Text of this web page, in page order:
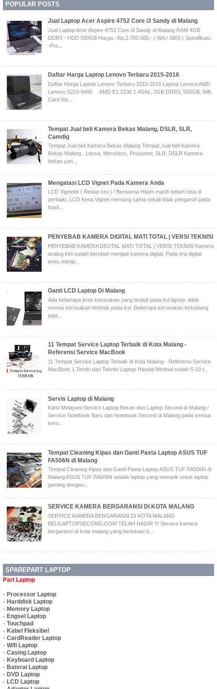
POPULAR POSTS
Jual Laptop Acer Aspire 4752 Core i3 Sandy di Malang
Jual Laptop Acer Aspire 4752 Core i3 Sandy di Malang RAM 4GB
DDR3 - HDD 500GB Harga : Rp.2.700.000,- ( WA / SMS ) Spesifikasi :
-Pro...
Daftar Harga Laptop Lenovo Terbaru 2015-2016
Daftar Harga Laptop Lenovo Terbaru 2015-2016 Laptop Lenovo AMD
Lenovo S215-6495 AMD E1 2100 1.4Ghz, 2GB DDR3, 500GB, Wifi,
Card Re...
Tempat Jual beli Kamera Bekas Malang, DSLR, SLR,
Camdig
Tempat Jual beli Kamera Bekas Malang Tempat Jual beli Kamera
Bekas Malang , Lensa, Mirrorless, Prosumer, SLR, DSLR Kamera
bekas yan...
Mengatasi LCD Vignet Pada Kamera Anda
LCD Vignette ( Redup sisi ) / Berwarna Hitam masih belum bisa di
perbaiki, LCD Kena Vignet memang sama sekali tidak pengaruh pada
hasil...
PENYEBAB KAMERA DIGITAL MATI TOTAL | VERSI TEKNISI
PENYEBAB KAMERA DIGITAL MATI TOTAL | VERSI TEKNISI Kamera
analog kini sudah berubah menjadi kamera digital, Pada era digital
tentu menja...
Ganti LCD Laptop Di Malang
Ada beberapa jenis kerusakan yang terjadi pada lcd laptop. tidak
semua kerusakan terletak pada lcd. Beberapa kerusakan terkadang
juga...
11 Tempat Service Laptop Terbaik di Kota Malang -
Referensi Service MacBook
11 Tempat Service Laptop Terbaik di Kota Malang - Referensi Service
MacBook 1.Terdiri dari Teknisi Laptop Handal Minimal sudah 5-10 t...
Servis Laptop di Malang
Kami Melayani Service Laptop Bekas dan Laptop Second di Malang /
Service Notebook Baru dan Notebook Second di Malang pada semua
keru...
Tempat Cleaning Kipas dan Ganti Pasta Laptop ASUS TUF
FA506N di Malang
Tempat Cleaning Kipas dan Ganti Pasta Laptop ASUS TUF FA506N di
Malang ASUS TUF FA506N adalah laptop yang menarik untuk laptop
gaming dengan...
SERVICE KAMERA BERGARANSI DI KOTA MALANG
SERVICE KAMERA BERGARANSI DI KOTA MALANG
BELILAPTOPSECOND.COM TELAH HADIR !!! Service kamera
bergaransi di kota malang yang berlokasi d...
SPAREPART LAPTOP
Part Laptop
- Processor Laptop
- Harddisk Laptop
- Memory Laptop
- Engsel Laptop
- Touchpad
- Kabel Fleksibel
- CardReader Laptop
- Wifi Laptop
- Casing Laptop
- Keyboard Laptop
- Baterai Laptop
- DVD Laptop
- LCD Laptop